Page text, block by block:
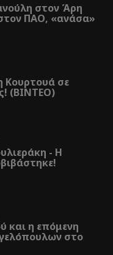
στον Άρη
ΠΑΟ, «ανάσα»
Κουρτουά σε
(ΒΙΝΤΕΟ)
- Η
και η επόμενη
στο